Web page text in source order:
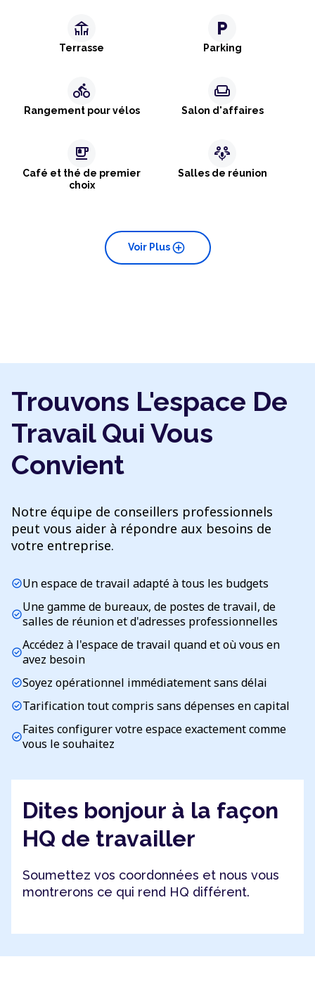
deck
Terrasse
local_parking
Parking
directions_bike
Rangement pour vélos
weekend
Salon d'affaires
emoji_food_beverage
Café et thé de premier
choix
adaptive_audio_mic
Salles de réunion
add_circle
Voir Plus
Trouvons L'espace De
Travail Qui Vous
Convient
Notre équipe de conseillers professionnels
peut vous aider à répondre aux besoins de
votre entreprise.
check_circleUn espace de travail adapté à tous les budgets
check_circleUne gamme de bureaux, de postes de travail, de
salles de réunion et d'adresses professionnelles
check_circleAccédez à l'espace de travail quand et où vous en
avez besoin
check_circleSoyez opérationnel immédiatement sans délai
check_circleTarification tout compris sans dépenses en capital
check_circleFaites configurer votre espace exactement comme
vous le souhaitez
Dites bonjour à la façon
HQ de travailler
Soumettez vos coordonnées et nous vous
montrerons ce qui rend HQ différent.